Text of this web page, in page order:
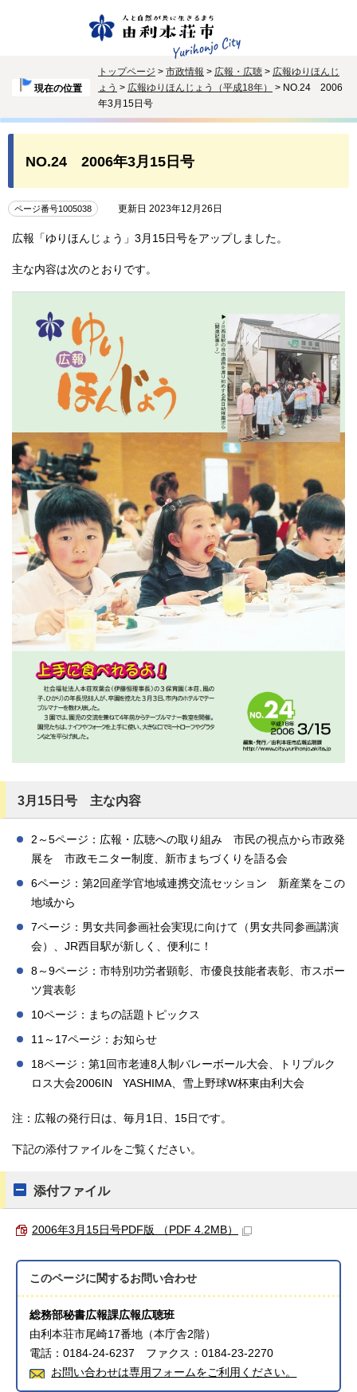
現在の位置
トップページ > 市政情報 > 広報・広聴 > 広報ゆりほんじ
ょう > 広報ゆりほんじょう（平成18年）
> NO.24 2006
年3月15日号
NO.24 2006年3月15日号
ページ番号1005038 更新日 2023年12月26日
広報「ゆりほんじょう」3月15日号をアップしました。
主な内容は次のとおりです。
3月15日号 主な内容
2～5ページ：広報・広聴への取り組み 市民の視点から市政発
展を 市政モニター制度、新市まちづくりを語る会
6ページ：第2回産学官地域連携交流セッション 新産業をこの
地域から
7ページ：男女共同参画社会実現に向けて（男女共同参画講演
会）、JR西目駅が新しく、便利に！
8～9ページ：市特別功労者顕彰、市優良技能者表彰、市スポー
ツ賞表彰
10ページ：まちの話題トピックス
11～17ページ：お知らせ
18ページ：第1回市老連8人制バレーボール大会、トリプルク
ロス大会2006IN YASHIMA、雪上野球W杯東由利大会
注：広報の発行日は、毎月1日、15日です。
下記の添付ファイルをご覧ください。
添付ファイル
2006年3月15日号PDF版 （PDF 4.2MB）
このページに関するお問い合わせ
総務部秘書広報課広報広聴班
由利本荘市尾崎17番地（本庁舎2階）
電話：0184-24-6237 ファクス：0184-23-2270
お問い合わせは専用フォームをご利用ください。